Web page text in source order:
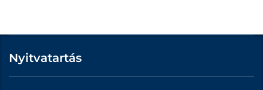
Nyitvatartás